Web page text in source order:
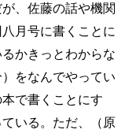
、佐藤の話や機関
月号に書くことに
かきっとわからな
をなんでやってい
で書くことにす
いる。ただ、（原